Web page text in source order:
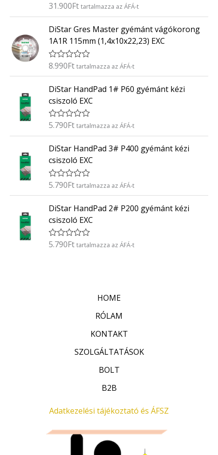
s
:
/
5
É
é
k
e
l
é
s
:
/
5
31.900Ft tartalmazza az ÁFÁ-t
DiStar Gres Master gyémánt vágókorong
1A1R 115mm (1,4x10x22,23) EXC
É
é
e
l
s
:
/
5
8.990Ft tartalmazza az ÁFÁ-t
DiStar HandPad 1# P60 gyémánt kézi
csiszoló EXC
É
é
e
l
é
s
:
/
5
5.790Ft tartalmazza az ÁFÁ-t
DiStar HandPad 3# P400 gyémánt kézi
csiszoló EXC
É
é
e
l
é
s
5.790Ft tartalmazza az ÁFÁ-t
DiStar HandPad 2# P200 gyémánt kézi
csiszoló EXC
É
5.790Ft tartalmazza az ÁFÁ-t
HOME
RÓLAM
KONTAKT
SZOLGÁLTATÁSOK
BOLT
B2B
Adatkezelési tájékoztató és ÁFSZ